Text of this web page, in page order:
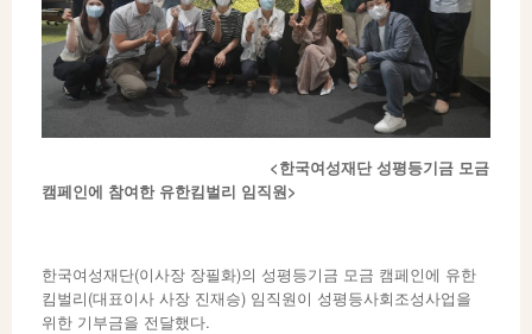
<한국여성재단 성평등기금 모금
캠페인에 참여한 유한킴벌리 임직원>
한국여성재단(이사장 장필화)의 성평등기금 모금 캠페인에 유한
킴벌리(대표이사 사장 진재승) 임직원이 성평등사회조성사업을
위한 기부금을 전달했다.